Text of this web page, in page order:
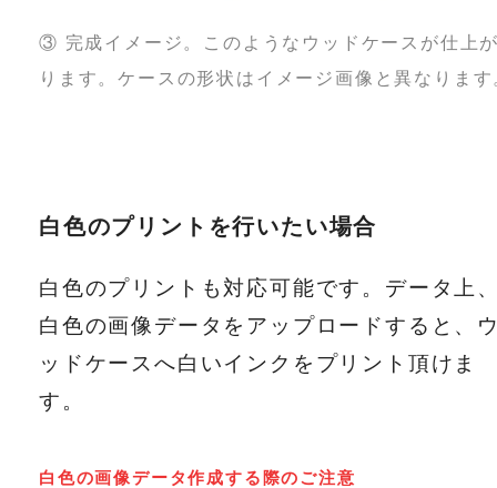
③ 完成イメージ。このようなウッドケースが仕上
ります。ケースの形状はイメージ画像と異なります
白色のプリントを行いたい場合
白色のプリントも対応可能です。データ上
白色の画像データをアップロードすると、
ッドケースへ白いインクをプリント頂けま
す。
白色の画像データ作成する際のご注意